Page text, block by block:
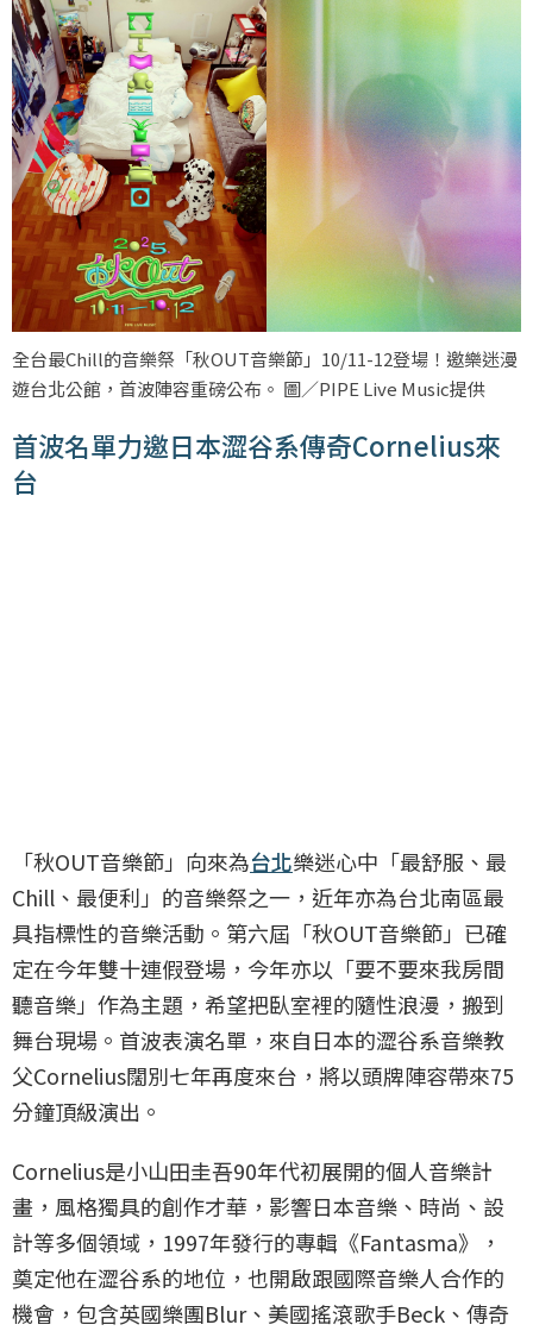
全台最Chill的音樂祭「秋OUT音樂節」10/11-12登場！邀樂迷漫
遊台北公館，首波陣容重磅公布。 圖／PIPE Live Music提供
首波名單力邀日本澀谷系傳奇Cornelius來
台
「秋OUT音樂節」向來為台北樂迷心中「最舒服、最
Chill、最便利」的音樂祭之一，近年亦為台北南區最
具指標性的音樂活動。第六屆「秋OUT音樂節」已確
定在今年雙十連假登場，今年亦以「要不要來我房間
聽音樂」作為主題，希望把臥室裡的隨性浪漫，搬到
舞台現場。首波表演名單，來自日本的澀谷系音樂教
父Cornelius闊別七年再度來台，將以頭牌陣容帶來75
分鐘頂級演出。
Cornelius是小山田圭吾90年代初展開的個人音樂計
畫，風格獨具的創作才華，影響日本音樂、時尚、設
計等多個領域，1997年發行的專輯《Fantasma》，
奠定他在澀谷系的地位，也開啟跟國際音樂人合作的
機會，包含英國樂團Blur、美國搖滾歌手Beck、傳奇